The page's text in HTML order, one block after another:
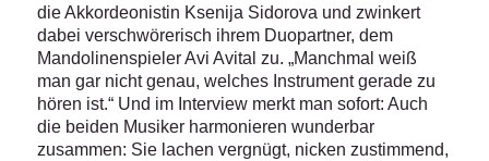
die Akkordeonistin Ksenija Sidorova und zwinkert
dabei verschwörerisch ihrem Duopartner, dem
Mandolinenspieler Avi Avital zu. „Manchmal weiß
man gar nicht genau, welches Instrument gerade zu
hören ist.“ Und im Interview merkt man sofort: Auch
die beiden Musiker harmonieren wunderbar
zusammen: Sie lachen vergnügt, nicken zustimmend,